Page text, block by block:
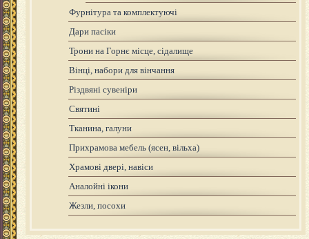
Фурнітура та комплектуючі
Дари пасіки
Трони на Горнє місце, сідалище
Вінці, набори для вінчання
Різдвяні сувеніри
Святині
Тканина, галуни
Прихрамова мебель (ясен, вільха)
Храмові двері, навіси
Аналойні ікони
Жезли, посохи